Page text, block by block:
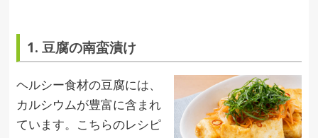
1. 豆腐の南蛮漬け
ヘルシー食材の豆腐には、
カルシウムが豊富に含まれ
ています。こちらのレシピ